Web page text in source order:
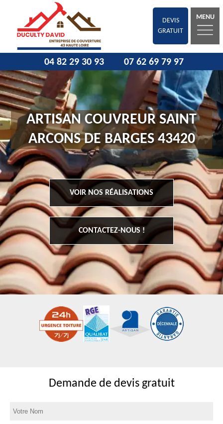
DEVIS
GRATUIT
MENU
04 82 29 30 93 07 62 69 79 97
ARTISAN COUVREUR SAINT
ARCONS DE BARGES 43420
VOIR NOS RÉALISATIONS
CONTACTEZ-NOUS !
Demande de devis gratuit